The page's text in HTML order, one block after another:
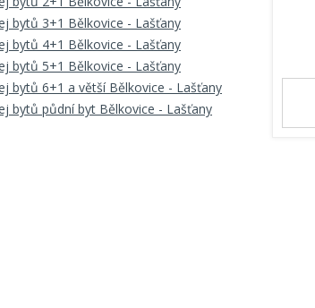
bytů 3+1 Bělkovice - Lašťany
bytů 4+1 Bělkovice - Lašťany
bytů 5+1 Bělkovice - Lašťany
bytů 6+1 a větší Bělkovice - Lašťany
bytů půdní byt Bělkovice - Lašťany